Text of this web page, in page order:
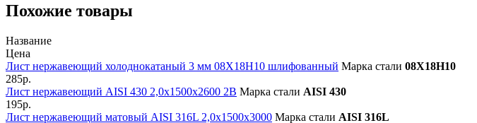
Похожие товары
Название
Цена
Лист нержавеющий холоднокатаный 3 мм 08Х18Н10 шлифованный Марка стали 08Х18Н10
285р.
Лист нержавеющий AISI 430 2,0х1500х2600 2B Марка стали AISI 430
195р.
Лист нержавеющий матовый AISI 316L 2,0х1500х3000 Марка стали AISI 316L